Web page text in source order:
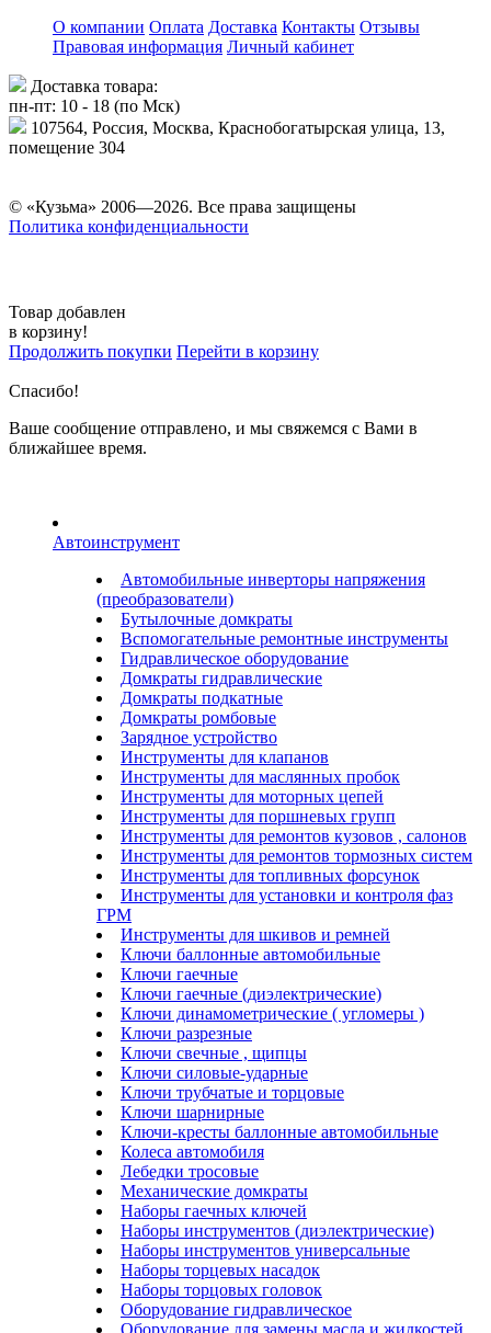
О компании Оплата Доставка Контакты Отзывы
Правовая информация Личный кабинет
Доставка товара:
пн-пт: 10 - 18 (по Мск)
107564, Россия, Москва, Краснобогатырская улица, 13,
помещение 304
© «Кузьма» 2006—2026. Все права защищены
Политика конфиденциальности
Товар добавлен
в корзину!
Продолжить покупки Перейти в корзину
Спасибо!
Ваше сообщение отправлено, и мы свяжемся с Вами в
ближайшее время.
Автоинструмент
Автомобильные инверторы напряжения
(преобразователи)
Бутылочные домкраты
Вспомогательные ремонтные инструменты
Гидравлическое оборудование
Домкраты гидравлические
Домкраты подкатные
Домкраты ромбовые
Зарядное устройство
Инструменты для клапанов
Инструменты для маслянных пробок
Инструменты для моторных цепей
Инструменты для поршневых групп
Инструменты для ремонтов кузовов , салонов
Инструменты для ремонтов тормозных систем
Инструменты для топливных форсунок
Инструменты для установки и контроля фаз
ГРМ
Инструменты для шкивов и ремней
Ключи баллонные автомобильные
Ключи гаечные
Ключи гаечные (диэлектрические)
Ключи динамометрические ( угломеры )
Ключи разрезные
Ключи свечные , щипцы
Ключи силовые-ударные
Ключи трубчатые и торцовые
Ключи шарнирные
Ключи-кресты баллонные автомобильные
Колеса автомобиля
Лебедки тросовые
Механические домкраты
Наборы гаечных ключей
Наборы инструментов (диэлектрические)
Наборы инструментов универсальные
Наборы торцевых насадок
Наборы торцовых головок
Оборудование гидравлическое
Оборудование для замены масла и жидкостей